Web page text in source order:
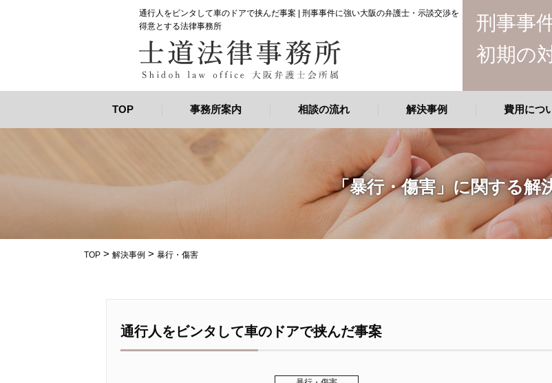
通行人をビンタして車のドアで挟んだ事案 | 刑事事件に強い大阪の弁護士・示談交渉を
得意とする法律事務所
刑事事
初期の
TOP 事務所案内 相談の流れ 解決事例 費用につ
「暴行・傷害」に関する解
TOP > 解決事例 > 暴行・傷害
通行人をビンタして車のドアで挟んだ事案